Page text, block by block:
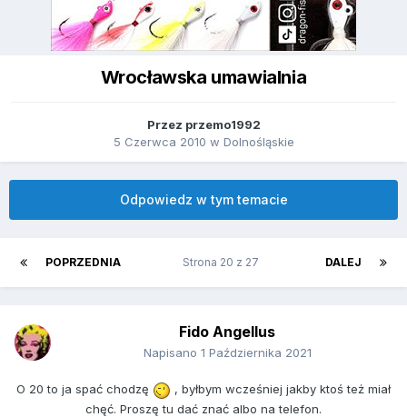
Wrocławska umawialnia
Przez przemo1992
5 Czerwca 2010 w Dolnośląskie
Odpowiedz w tym temacie
POPRZEDNIA DALEJ
Strona 20 z 27
Fido Angellus
Napisano 1 Października 2021
O 20 to ja spać chodzę
, byłbym wcześniej jakby ktoś też miał
chęć. Proszę tu dać znać albo na telefon.